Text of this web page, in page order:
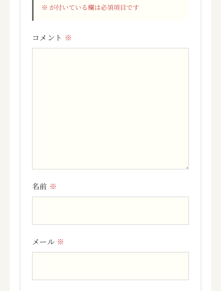
※ が付いている欄は必須項目です
コメント ※
名前 ※
メール ※